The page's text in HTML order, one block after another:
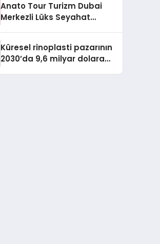
Anato Tour Turizm Dubai
Merkezli Lüks Seyahat
Küresel rinoplasti pazarının
2030’da 9,6 milyar dolara